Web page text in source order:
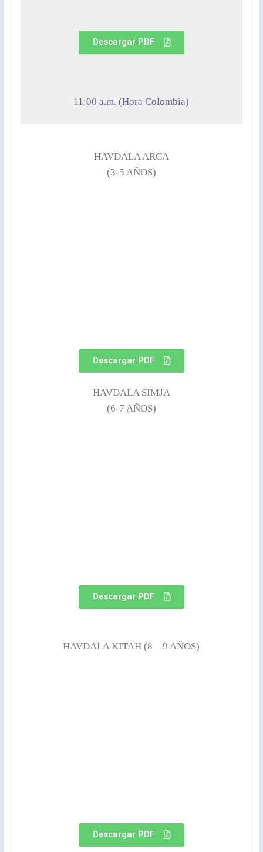
Descargar PDF
11:00 a.m. (Hora Colombia)
HAVDALA ARCA
(3-5 AÑOS)
Descargar PDF
HAVDALA SIMJA
(6-7 AÑOS)
Descargar PDF
HAVDALA KITAH (8 – 9 AÑOS)
Descargar PDF